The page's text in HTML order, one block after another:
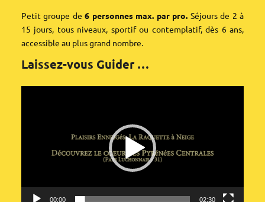
Petit groupe de6 personnes max. par pro. Séjours de 2 à
15 jours, tous niveaux, sportif ou contemplatif, dès 6 ans,
accessible au plus grand nombre.
Laissez-vous Guider …
00:00 02:30